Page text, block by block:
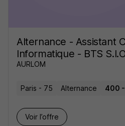
Alternance - Assistant
Informatique - BTS
AURLOM
Paris - 75 Alternance 400 -
Voir l’offre